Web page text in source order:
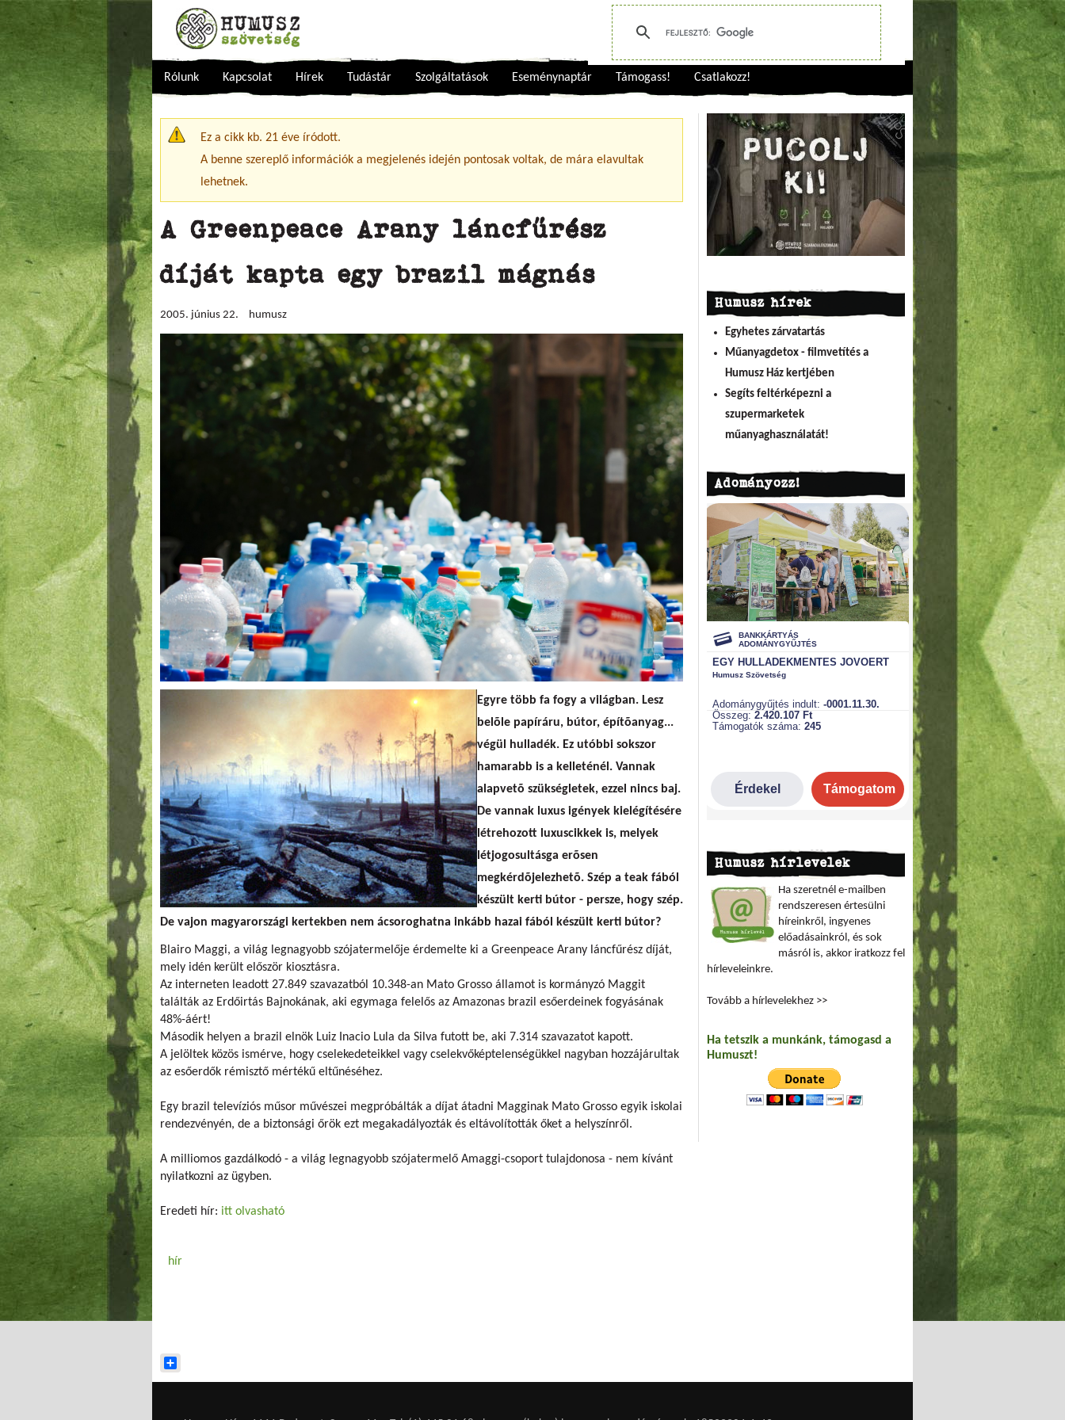
Rólunk Kapcsolat Hírek Tudástár Szolgáltatások Eseménynaptár Támogass! Csatlakozz!
Figyelmeztető üzenet
Ez a cikk kb. 21 éve íródott.
A benne szereplő információk a megjelenés idején pontosak voltak, de mára elavultak
lehetnek.
A Greenpeace Arany láncfűrész
díját kapta egy brazil mágnás
2005. június 22. humusz
Egyre több fa fogy a világban. Lesz
belõle papíráru, bútor, építõanyag...
végül hulladék. Ez utóbbi sokszor
hamarabb is a kelleténél. Vannak
alapvetõ szükségletek, ezzel nincs baj.
De vannak luxus igények kielégítésére
létrehozott luxuscikkek is, melyek
létjogosultásga erõsen
megkérdõjelezhetõ. Szép a teak fából
készült kerti bútor - persze, hogy szép.
De vajon magyarországi kertekben nem ácsoroghatna inkább hazai fából készült kerti bútor?
Blairo Maggi, a világ legnagyobb szójatermelője érdemelte ki a Greenpeace Arany láncfűrész díját,
mely idén került először kiosztásra.
Az interneten leadott 27.849 szavazatból 10.348-an Mato Grosso államot is kormányzó Maggit
találták az Erdőirtás Bajnokának, aki egymaga felelős az Amazonas brazil esőerdeinek fogyásának
48%-áért!
Második helyen a brazil elnök Luiz Inacio Lula da Silva futott be, aki 7.314 szavazatot kapott.
A jelöltek közös ismérve, hogy cselekedeteikkel vagy cselekvőképtelenségükkel nagyban hozzájárultak
az esőerdők rémisztő mértékű eltűnéséhez.
Egy brazil televíziós műsor művészei megpróbálták a díjat átadni Magginak Mato Grosso egyik iskolai
rendezvényén, de a biztonsági őrök ezt megakadályozták és eltávolították őket a helyszínről.
A milliomos gazdálkodó - a világ legnagyobb szójatermelő Amaggi-csoport tulajdonosa - nem kívánt
nyilatkozni az ügyben.
Eredeti hír: itt olvasható
hír
Humusz hírek
Egyhetes zárvatartás
Műanyagdetox - filmvetítés a
Humusz Ház kertjében
Segíts feltérképezni a
szupermarketek
műanyaghasználatát!
Adományozz!
Humusz hírlevelek
Ha szeretnél e-mailben
rendszeresen értesülni
híreinkről, ingyenes
előadásainkról, és sok
másról is, akkor iratkozz fel
hírleveleinkre.
Tovább a hírlevelekhez >>
Ha tetszik a munkánk, támogasd a
Humuszt!